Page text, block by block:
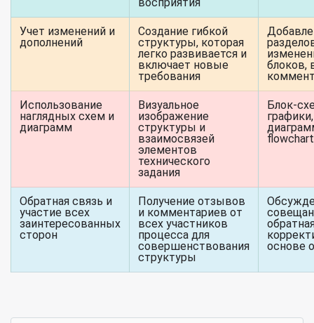
восприятия
Учет изменений и
дополнений
Создание гибкой
структуры, которая
легко развивается и
включает новые
требования
блоков,
Использование
наглядных схем и
диаграмм
Визуальное
изображение
структуры и
взаимосвязей
элементов
технического
задания
Блок-
графики,
flowchart
Обратная связь и
участие всех
заинтересованных
сторон
Получение отзывов
и комментариев от
всех участников
процесса для
совершенствования
структуры
основе